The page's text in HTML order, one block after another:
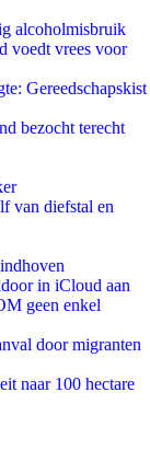
alcoholmisbruik
voedt vrees voor
Gereedschapskist
bezocht terecht
van diefstal en
in iCloud aan
geen enkel
door migranten
naar 100 hectare